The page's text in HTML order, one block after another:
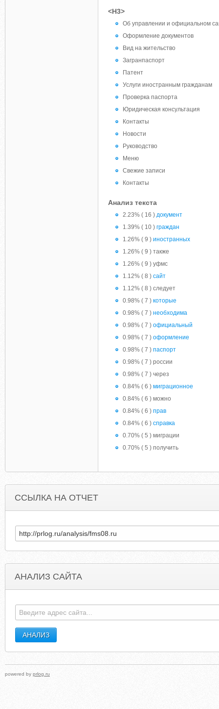
<H3>
Об управлении и официальном
Оформление документов
Вид на жительство
Загранпаспорт
Патент
Услуги иностранным гражданам
Проверка паспорта
Юридическая консультация
Контакты
Новости
Руководство
Меню
Свежие записи
Контакты
Анализ текста
2.23% ( 16 ) документ
1.39% ( 10 ) граждан
1.26% ( 9 ) иностранных
1.26% ( 9 ) также
1.26% ( 9 ) уфмс
1.12% ( 8 ) сайт
1.12% ( 8 ) следует
0.98% ( 7 ) которые
0.98% ( 7 ) необходима
0.98% ( 7 ) официальный
0.98% ( 7 ) оформление
0.98% ( 7 ) паспорт
0.98% ( 7 ) россии
0.98% ( 7 ) через
0.84% ( 6 ) миграционное
0.84% ( 6 ) можно
0.84% ( 6 ) прав
0.84% ( 6 ) справка
0.70% ( 5 ) миграции
0.70% ( 5 ) получить
ССЫЛКА НА ОТЧЕТ
АНАЛИЗ САЙТА
powered by prlog.ru